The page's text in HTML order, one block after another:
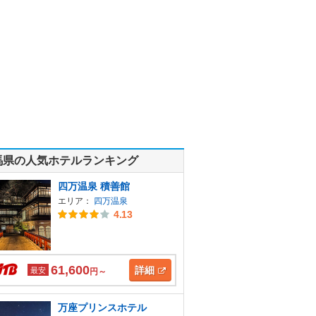
県の人気ホテルランキング
四万温泉 積善館
エリア： 四万温泉
4.13
最安 61,600円～ 詳細
万座プリンスホテル